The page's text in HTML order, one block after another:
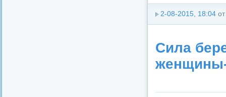
2-08-2015, 18:04
Сила